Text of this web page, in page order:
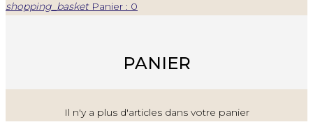
shopping_basket Panier : 0
PANIER
Il n'y a plus d'articles dans votre panier